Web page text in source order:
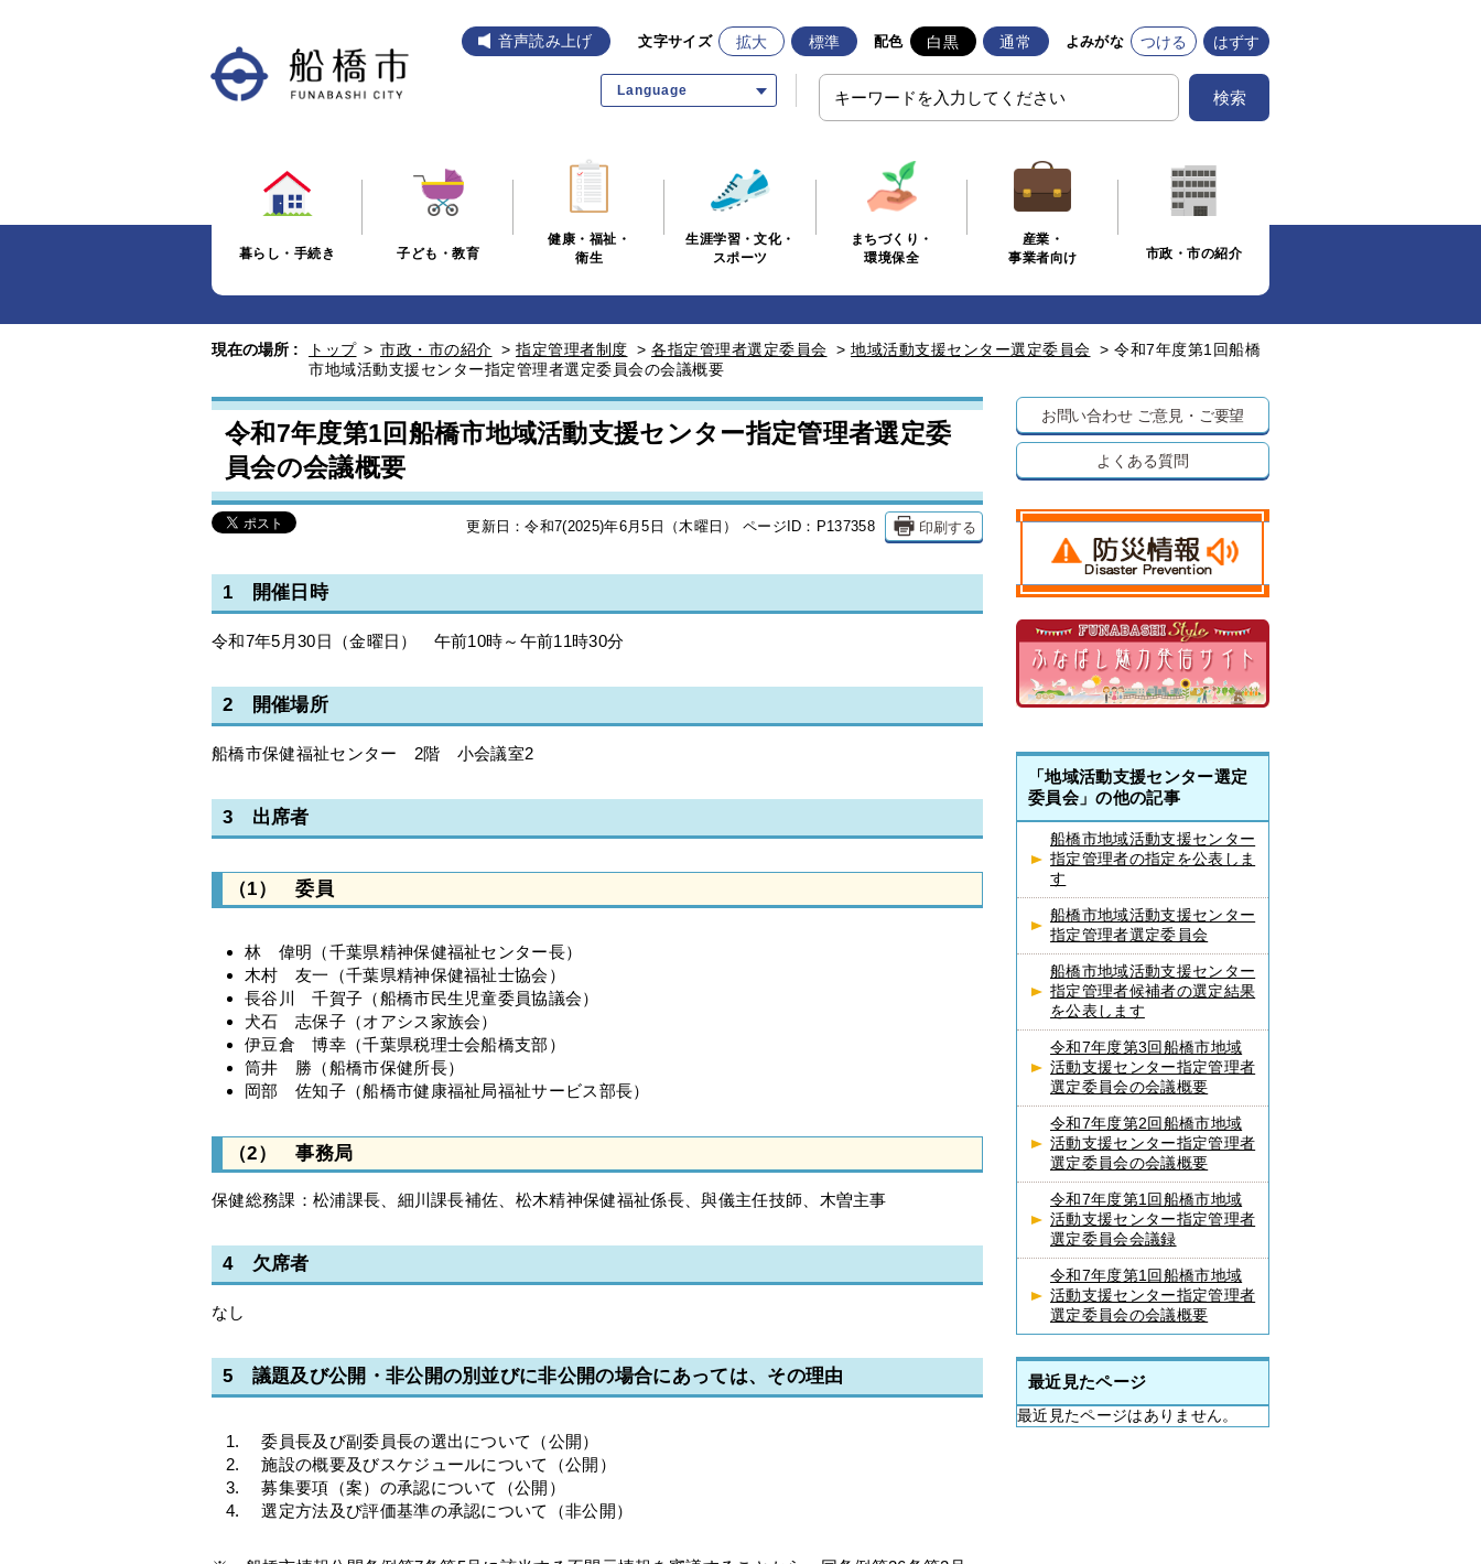
音声読み上げ 文字サイズ 拡大 標準 配色 白黒 通常 よみがな つける はずす
Language 検索
暮らし・手続き 子ども・教育
健康・福祉・
衛生
生涯学習・文化・
スポーツ
まちづくり・
環境保全
産業・
事業者向け
市政・市の紹介
現在の場所 : トップ > 市政・市の紹介 > 指定管理者制度 > 各指定管理者選定委員会 > 地域活動支援センター選定委員会 > 令和7年度第1回船橋
市地域活動支援センター指定管理者選定委員会の会議概要
令和7年度第1回船橋市地域活動支援センター指定管理者選定委
員会の会議概要
更新日：令和7(2025)年6月5日（木曜日） ページID：P137358 印刷する
1 開催日時
令和7年5月30日（金曜日） 午前10時～午前11時30分
2 開催場所
船橋市保健福祉センター 2階 小会議室2
3 出席者
（1） 委員
林 偉明（千葉県精神保健福祉センター長）
木村 友一（千葉県精神保健福祉士協会）
長谷川 千賀子（船橋市民生児童委員協議会）
犬石 志保子（オアシス家族会）
伊豆倉 博幸（千葉県税理士会船橋支部）
筒井 勝（船橋市保健所長）
岡部 佐知子（船橋市健康福祉局福祉サービス部長）
（2） 事務局
保健総務課：松浦課長、細川課長補佐、松木精神保健福祉係長、與儀主任技師、木曽主事
4 欠席者
なし
5 議題及び公開・非公開の別並びに非公開の場合にあっては、その理由
委員長及び副委員長の選出について（公開）
施設の概要及びスケジュールについて（公開）
募集要項（案）の承認について（公開）
選定方法及び評価基準の承認について（非公開）
お問い合わせ ご意見・ご要望
よくある質問
「地域活動支援センター選定
委員会」の他の記事
船橋市地域活動支援センター
指定管理者の指定を公表しま
す
船橋市地域活動支援センター
指定管理者選定委員会
船橋市地域活動支援センター
指定管理者候補者の選定結果
を公表します
令和7年度第3回船橋市地域
活動支援センター指定管理者
選定委員会の会議概要
令和7年度第2回船橋市地域
活動支援センター指定管理者
選定委員会の会議概要
令和7年度第1回船橋市地域
活動支援センター指定管理者
選定委員会会議録
令和7年度第1回船橋市地域
活動支援センター指定管理者
選定委員会の会議概要
最近見たページ
最近見たページはありません。